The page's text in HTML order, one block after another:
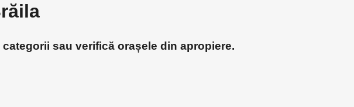
sau verifică orașele din apropiere.